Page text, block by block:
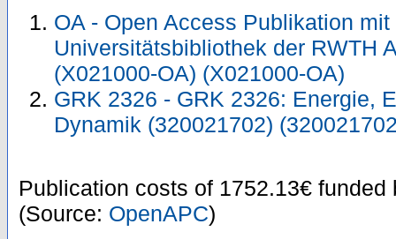
OA - Open Access Publikation
Universitätsbibliothek der RWTH
(X021000-OA) (X021000-OA)
GRK 2326 - GRK 2326: Energie,
Dynamik (320021702)
Publication costs of 1752.13€ funded
(Source: OpenAPC)